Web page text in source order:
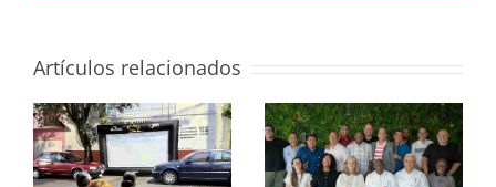
Artículos relacionados